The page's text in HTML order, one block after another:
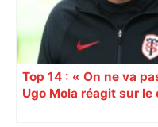
Top 14 : « On ne va
Ugo Mola réagit sur